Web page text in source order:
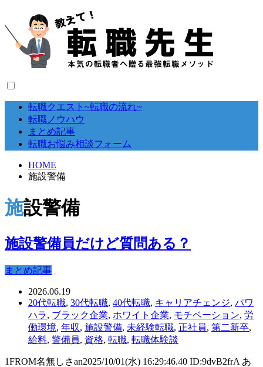
転職クエスト~転職の流れ~
転職ノウハウ
まとめ記事
転職お悩み相談フォーム
HOME
施設警備
施設警備
施設警備員だけど質問ある？
まとめ記事
2026.06.19
20代転職, 30代転職, 40代転職, キャリアチェンジ, パワ
ハラ, ブラック企業, ホワイト企業, モチベーション, 労
働環境, 年収, 施設警備, 未経験転職, 正社員, 第二新卒,
給料, 警備員, 資格, 転職, 転職体験談
1FROM名無しさan2025/10/01(水) 16:29:46.40 ID:9dvB2frA あ